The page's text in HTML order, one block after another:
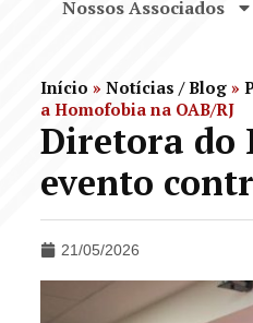
Nossos Associados
Início » Notícias / Blog »
a Homofobia na OAB/RJ
Diretora do
evento
21/05/2026